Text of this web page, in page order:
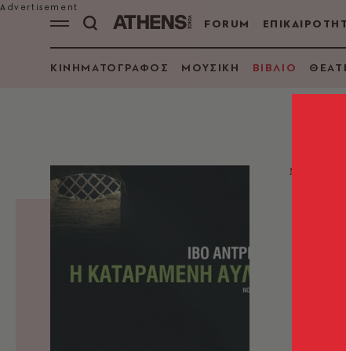
FORUM
ΚΙΝΗΜΑΤΟΓΡΑΦΟΣ ΜΟΥΣΙΚΗ ΒΙΒΛΙΟ
Η